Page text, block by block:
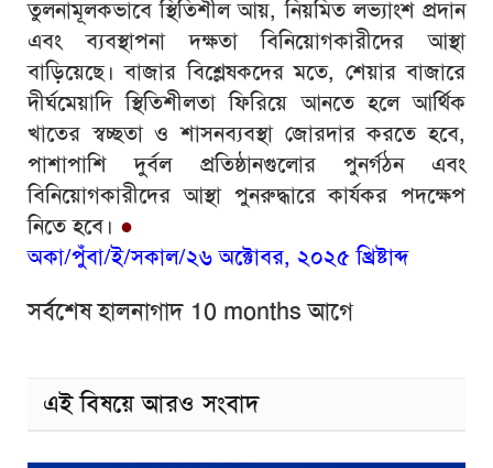
তুলনামূলকভাবে স্থিতিশীল আয়, নিয়মিত লভ্যাংশ প্রদান
এবং ব্যবস্থাপনা দক্ষতা বিনিয়োগকারীদের আস্থা
বাড়িয়েছে। বাজার বিশ্লেষকদের মতে, শেয়ার বাজারে
দীর্ঘমেয়াদি স্থিতিশীলতা ফিরিয়ে আনতে হলে আর্থিক
খাতের স্বচ্ছতা ও শাসনব্যবস্থা জোরদার করতে হবে,
পাশাপাশি দুর্বল প্রতিষ্ঠানগুলোর পুনর্গঠন এবং
বিনিয়োগকারীদের আস্থা পুনরুদ্ধারে কার্যকর পদক্ষেপ
নিতে হবে। ●
অকা/পুঁবা/ই/সকাল/২৬ অক্টোবর, ২০২৫ খ্রিষ্টাব্দ
সর্বশেষ হালনাগাদ 10 months আগে
এই বিষয়ে আরও সংবাদ